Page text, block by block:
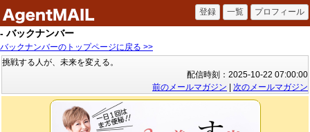
- バックナンバー
バックナンバーのトップページに戻る >>
挑戦する人が、未来を変える。
配信時刻：2025-10-22 07:00:00
前のメールマガジン
次のメールマガジン